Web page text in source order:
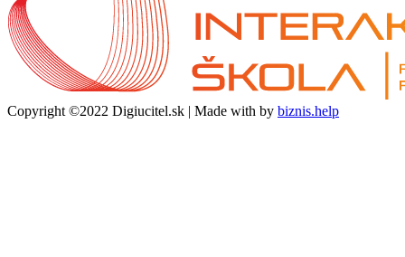
Copyright ©2022 Digiucitel.sk | Made with by biznis.help